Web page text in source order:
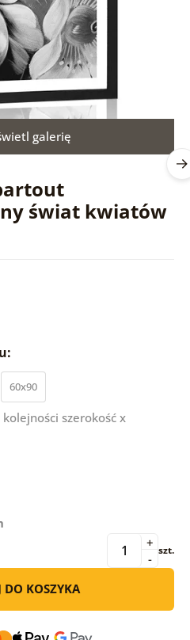
świat kwiatów
galerię
60x90
szerokość x
-
+ szt.
DO KOSZYKA